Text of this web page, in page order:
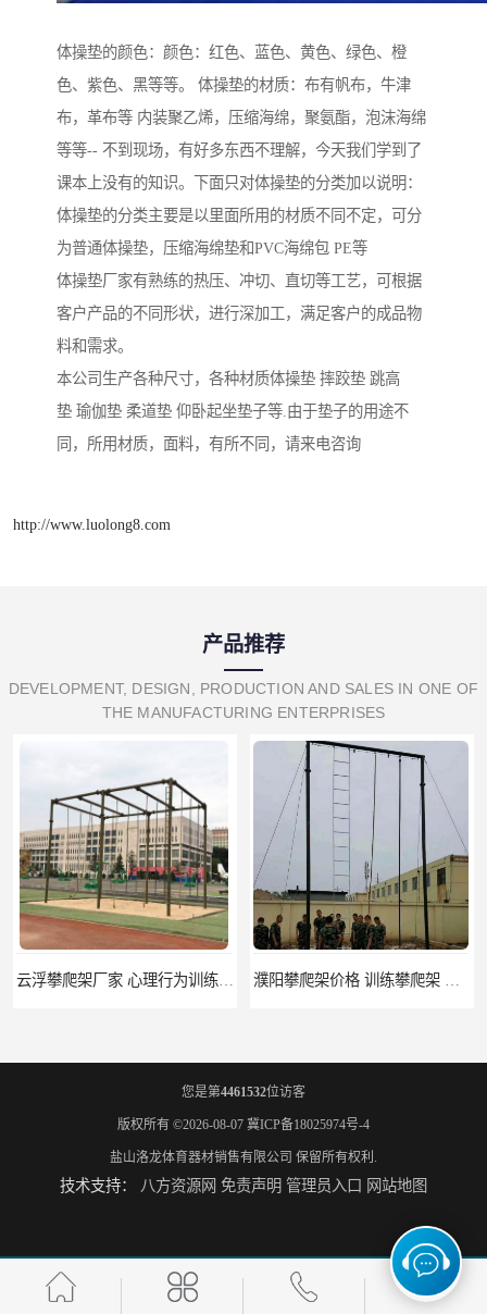
体操垫的颜色：颜色：红色、蓝色、黄色、绿色、橙
色、紫色、黑等等。 体操垫的材质：布有帆布，牛津
布，革布等 内装聚乙烯，压缩海绵，聚氨酯，泡沫海绵
等等-- 不到现场，有好多东西不理解，今天我们学到了
课本上没有的知识。下面只对体操垫的分类加以说明：
体操垫的分类主要是以里面所用的材质不同不定，可分
为普通体操垫，压缩海绵垫和PVC海绵包 PE等
体操垫厂家有熟练的热压、冲切、直切等工艺，可根据
客户产品的不同形状，进行深加工，满足客户的成品物
料和需求。
本公司生产各种尺寸，各种材质体操垫 摔跤垫 跳高
垫 瑜伽垫 柔道垫 仰卧起坐垫子等.由于垫子的用途不
同，所用材质，面料，有所不同，请来电咨询
http://www.luolong8.com
产品推荐
DEVELOPMENT, DESIGN, PRODUCTION AND SALES IN ONE OF
THE MANUFACTURING ENTERPRISES
云浮攀爬架厂家 心理行为训练器材 质量保证 濮阳攀爬架价格 训练攀爬架 批发价格
宁德攀爬架参数 爬绳架 量大优惠 荆州攀爬架生产厂家 三合一攀登架 定做加工
您是第4461532位访客
版权所有 ©2026-08-07 冀ICP备18025974号-4
盐山洛龙体育器材销售有限公司 保留所有权利.
技术支持： 八方资源网 免责声明 管理员入口 网站地图